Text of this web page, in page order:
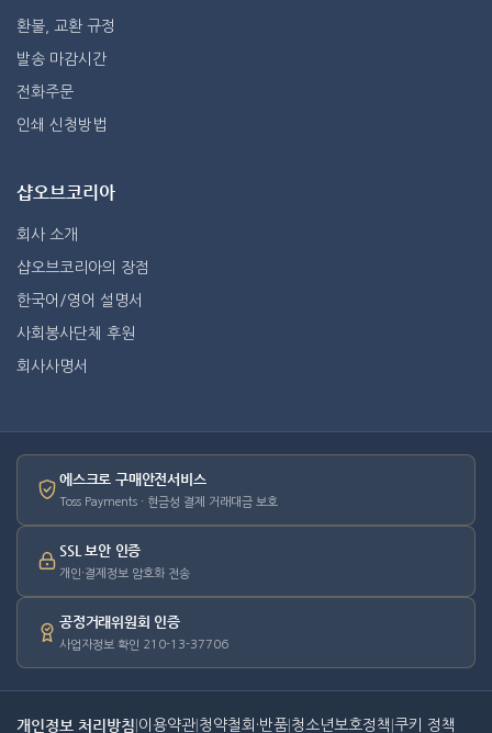
환불, 교환 규정
발송 마감시간
전화주문
인쇄 신청방법
샵오브코리아
회사 소개
샵오브코리아의 장점
한국어/영어 설명서
사회봉사단체 후원
회사사명서
에스크로 구매안전서비스
Toss Payments · 현금성 결제 거래대금 보호
SSL 보안 인증
개인·결제정보 암호화 전송
공정거래위원회 인증
사업자정보 확인 210-13-37706
개인정보 처리방침 이용약관 청약철회·반품 청소년보호정책 쿠키 정책